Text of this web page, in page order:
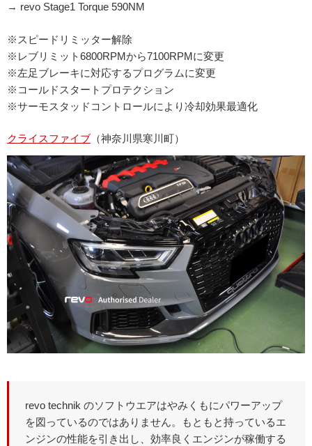
→ revo Stage1 Torque 590NM
※スピードリミッター解除
※レブリミット6800RPMから7100RPMに変更
※左足ブレーキに対応するプログラムに変更
※コールドスタートプロテクション
※サーモスタッドコントロールにより冷却効果最適化
クライスファイブ （神奈川県寒川町）
revo technik のソフトウエアはやみくもにパワーアップ
を図っているのではありません。もともと持っているエ
ンジンの性能を引き出し、効率良くエンジンが稼働する